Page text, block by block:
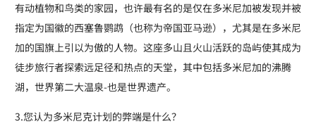
有动植物和鸟类的家园，也许最有名的是仅在多米尼加被发现并被
指定为国徽的西塞鲁鹦鹉（也称为帝国亚马逊），尤其是在多米尼
加的国旗上引以为傲的人物。这座多山且火山活跃的岛屿使其成为
徒步旅行者探索远足径和热点的天堂，其中包括多米尼加的沸腾
湖，世界第二大温泉-也是世界遗产。
3.您认为多米尼克计划的弊端是什么？